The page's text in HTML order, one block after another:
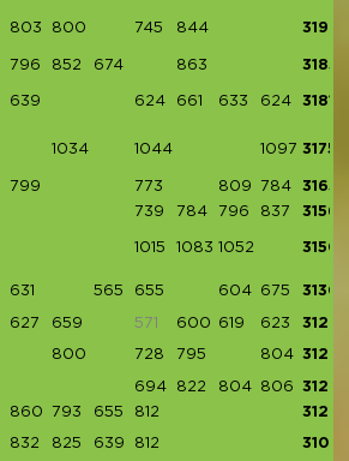
803 800 745 844 3192
796 852 674 863 3185
639 624 661 633 624 3181
1034 1044 1097 3175
799 773 809 784
3165
739 784 796 837 3156
1015 1083 1052 3150
631 565 655 604 675 3130
627 659 571 600 619 623 3128
800 728 795 804 3127
694 822 804 806
3126
860 793 655 812 3120
832 825 639 812 3108